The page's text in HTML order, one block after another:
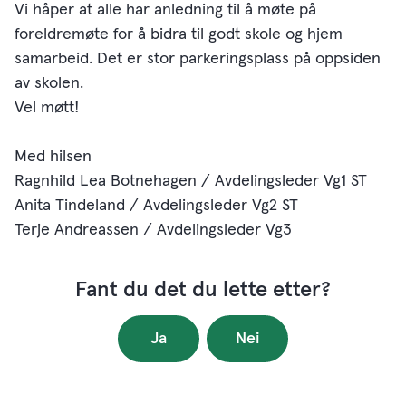
Vi håper at alle har anledning til å møte på
foreldremøte for å bidra til godt skole og hjem
samarbeid. Det er stor parkeringsplass på oppsiden
av skolen.
Vel møtt!
Med hilsen
Ragnhild Lea Botnehagen / Avdelingsleder Vg1 ST
Anita Tindeland / Avdelingsleder Vg2 ST
Terje Andreassen / Avdelingsleder Vg3
Fant du det du lette etter?
Ja Nei